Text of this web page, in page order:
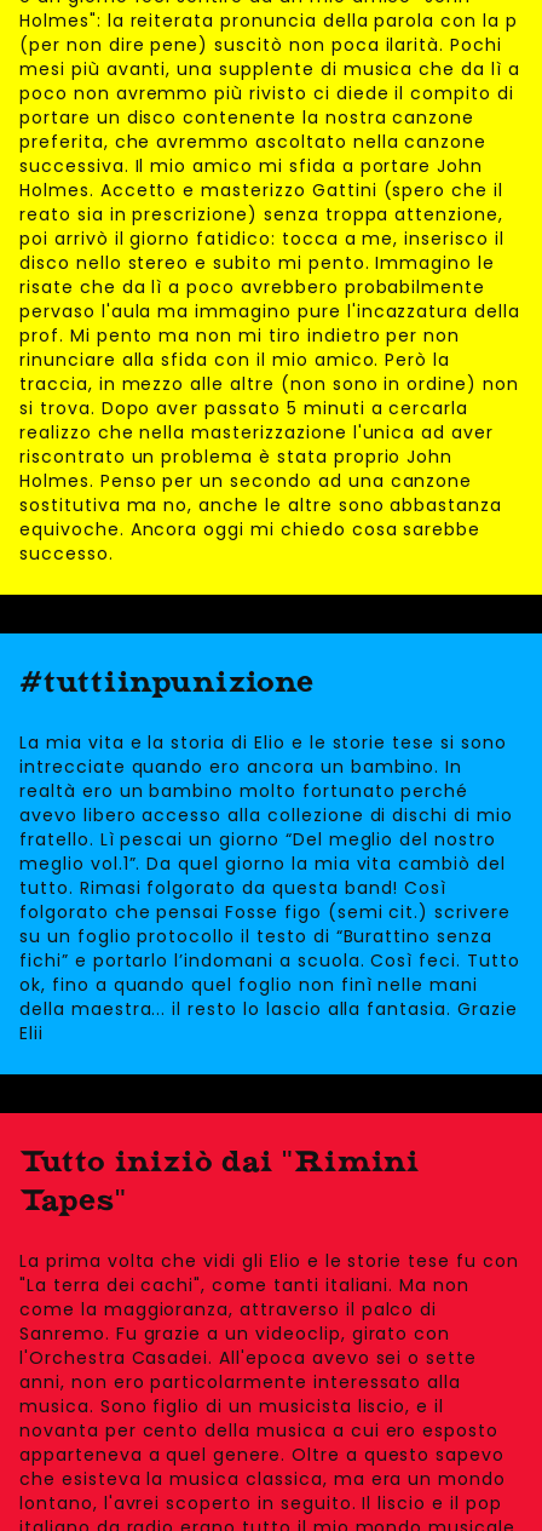
Holmes": la reiterata pronuncia della parola con la p
(per non dire pene) suscitò non poca ilarità. Pochi
mesi più avanti, una supplente di musica che da lì a
poco non avremmo più rivisto ci diede il compito di
portare un disco contenente la nostra canzone
preferita, che avremmo ascoltato nella canzone
successiva. Il mio amico mi sfida a portare John
Holmes. Accetto e masterizzo Gattini (spero che il
reato sia in prescrizione) senza troppa attenzione,
poi arrivò il giorno fatidico: tocca a me, inserisco il
disco nello stereo e subito mi pento. Immagino le
risate che da lì a poco avrebbero probabilmente
pervaso l'aula ma immagino pure l'incazzatura della
prof. Mi pento ma non mi tiro indietro per non
rinunciare alla sfida con il mio amico. Però la
traccia, in mezzo alle altre (non sono in ordine) non
si trova. Dopo aver passato 5 minuti a cercarla
realizzo che nella masterizzazione l'unica ad aver
riscontrato un problema è stata proprio John
Holmes. Penso per un secondo ad una canzone
sostitutiva ma no, anche le altre sono abbastanza
equivoche. Ancora oggi mi chiedo cosa sarebbe
successo.
#tuttiinpunizione
La mia vita e la storia di Elio e le storie tese si sono
intrecciate quando ero ancora un bambino. In
realtà ero un bambino molto fortunato perché
avevo libero accesso alla collezione di dischi di mio
fratello. Lì pescai un giorno “Del meglio del nostro
meglio vol.1”. Da quel giorno la mia vita cambiò del
tutto. Rimasi folgorato da questa band! Così
folgorato che pensai Fosse figo (semi cit.) scrivere
su un foglio protocollo il testo di “Burattino senza
fichi” e portarlo l’indomani a scuola. Così feci. Tutto
ok, fino a quando quel foglio non finì nelle mani
della maestra... il resto lo lascio alla fantasia. Grazie
Elii
Tutto iniziò dai "Rimini
Tapes"
La prima volta che vidi gli Elio e le storie tese fu con
"La terra dei cachi", come tanti italiani. Ma non
come la maggioranza, attraverso il palco di
Sanremo. Fu grazie a un videoclip, girato con
l'Orchestra Casadei. All'epoca avevo sei o sette
anni, non ero particolarmente interessato alla
musica. Sono figlio di un musicista liscio, e il
novanta per cento della musica a cui ero esposto
apparteneva a quel genere. Oltre a questo sapevo
che esisteva la musica classica, ma era un mondo
lontano, l'avrei scoperto in seguito. Il liscio e il pop